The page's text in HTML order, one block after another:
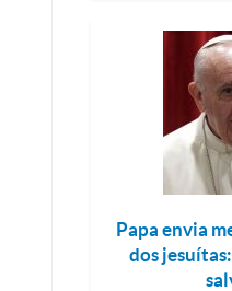
Papa envia
dos